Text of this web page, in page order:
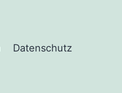
Datenschutz